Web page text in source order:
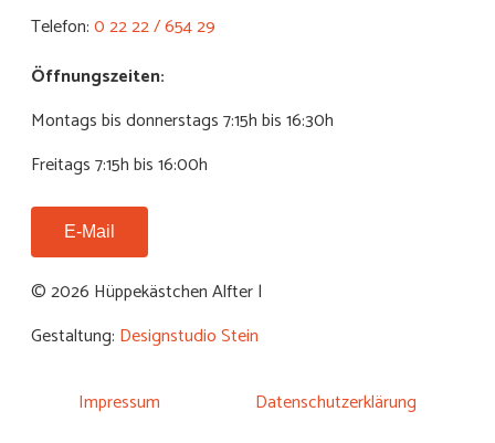
Telefon:0 22 22 / 654 29
Öffnungszeiten:
Montags bis donnerstags 7:15h bis 16:30h
Freitags 7:15h bis 16:00h
E-Mail
© 2026 Hüppekästchen Alfter |
Gestaltung: Designstudio Stein
Impressum Datenschutzerklärung